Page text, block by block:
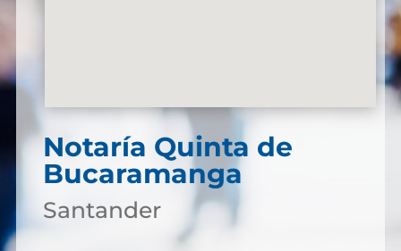
Notaría Quinta de
Bucaramanga
Santander